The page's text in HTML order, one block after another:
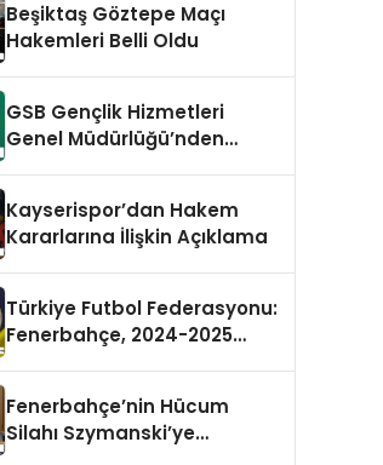
Beşiktaş Göztepe Maçı
Hakemleri Belli Oldu
GSB Gençlik Hizmetleri
Genel Müdürlüğü’nden
Kayserispor’dan Hakem
Kararlarına İlişkin Açıklama
Türkiye Futbol Federasyonu:
Fenerbahçe, 2024-2025
Fenerbahçe’nin Hücum
Silahı Szymanski’ye